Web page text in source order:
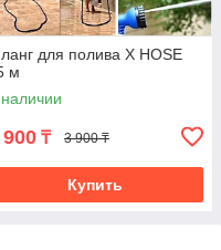
для полива X HOSE
м
900 ₸ 3 900 ₸
Купить